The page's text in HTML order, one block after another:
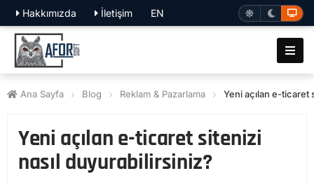
Hakkımızda İletişim EN
Ana Sayfa Blog Reklam & Pazarlama Yeni açılan e-ticaret
Yeni açılan e-ticaret sitenizi
nasıl duyurabilirsiniz?